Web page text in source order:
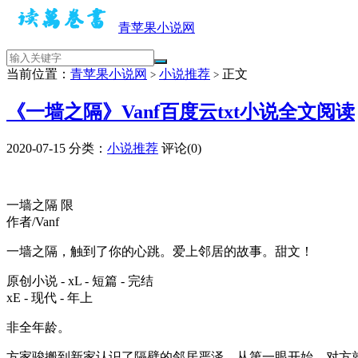
青苹果小说网
当前位置： 青苹果小说网 > 小说推荐 > 正文
《一墙之隔》Vanf百度云txt小说全文阅读
2020-07-15 分类： 小说推荐 评论(0)
一墙之隔 限
作者/Vanf
一墙之隔，触到了你的心跳。爱上邻居的故事。甜文！
原创小说 - xL - 短篇 - 完结
xE - 现代 - 年上
非全年龄。